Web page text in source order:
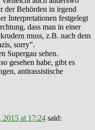
der Behörden in irgend
Interpretationen festgelegt
dass man in einer
muss, z.B. nach dem
sorry”.
Supergau sehen.
gesehen habe, gibt es
antirassistische
2015 at 17:24 said: